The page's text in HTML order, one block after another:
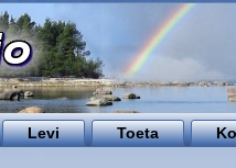
Levi Toeta